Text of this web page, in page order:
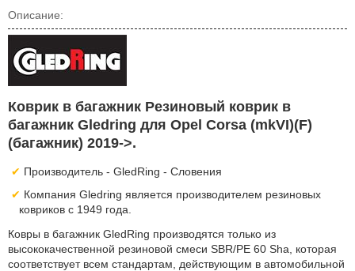
Описание:
Коврик в багажник Резиновый коврик в
багажник Gledring для Opel Corsa (mkVI)(F)
(багажник) 2019->.
Производитель - GledRing - Словения
Компания Gledring является производителем резиновых
ковриков с 1949 года.
Ковры в багажник GledRing производятся только из
высококачественной резиновой смеси SBR/PE 60 Sha, которая
соответствует всем стандартам, действующим в автомобильной